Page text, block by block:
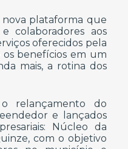
nova plataforma que
colaboradores aos
oferecidos pela
os benefícios em um
mais, a rotina dos
relançamento do
e lançados
Núcleo da
com o objetivo